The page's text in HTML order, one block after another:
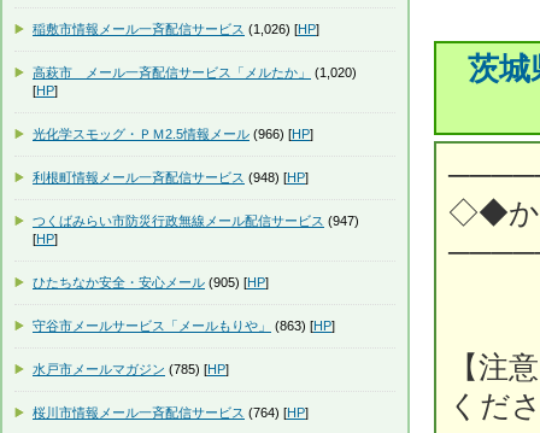
茨城
◇◆か
【注
くだ
稲敷市情報メール一斉配信サービス (1,026) [HP]
高萩市 メール一斉配信サービス「メルたか」
(1,020)
[HP]
光化学スモッグ・ＰＭ2.5情報メール (966) [HP]
利根町情報メール一斉配信サービス (948) [HP]
つくばみらい市防災行政無線メール配信サービス (947)
[HP]
ひたちなか安全・安心メール (905) [HP]
守谷市メールサービス「メールもりや」 (863) [HP]
水戸市メールマガジン (785) [HP]
桜川市情報メール一斉配信サービス (764) [HP]